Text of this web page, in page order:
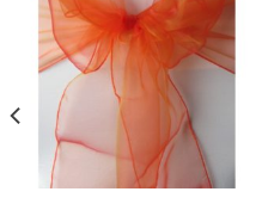
Ajouter
à la